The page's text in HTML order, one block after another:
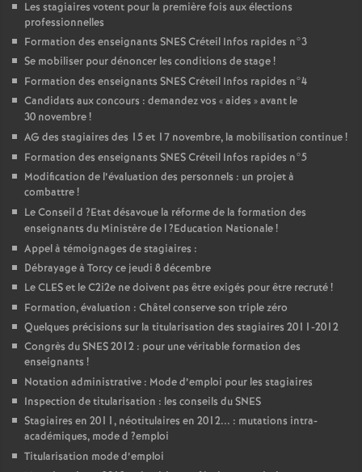
Les stagiaires votent pour la première fois aux élections
professionnelles
Formation des enseignants SNESCréteil Infos rapides n°3
Se mobiliser pour dénoncer les conditions de stage!
Formation des enseignants SNESCréteil Infos rapides n°4
Candidats aux concours : demandez vos «aides » avant le
30 novembre!
AG des stagiaires des 15 et 17 novembre, la mobilisation continue!
Formation des enseignants SNESCréteil Infos rapides n°5
Modification de l’évaluation des personnels : un projet à
combattre!
Le Conseil d ?Etat désavoue la réforme de la formation des
enseignants du Ministère de l?Education Nationale!
Appel à témoignages de stagiaires :
Débrayage à Torcy ce jeudi 8 décembre
LeCLESet le C2i2e ne doivent pas être exigés pour être recruté!
Formation, évaluation : Châtel conserve son triple zéro
Quelques précisions sur la titularisation des stagiaires 2011-2012
Congrès duSNES2012 : pour une véritable formation des
enseignants !
Notation administrative : Mode d’emploi pour les stagiaires
Inspection de titularisation : les conseils duSNES
Stagiaires en 2011, néotitulaires en 2012... : mutations intra-
académiques, mode d ?emploi
Titularisation mode d’emploi